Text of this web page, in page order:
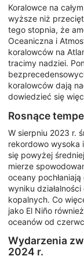
Koralowce na
wyższe niż
tego stopnia, że
Oceaniczna i
koralowców na
tracimy nadziei.
koralowców dają
dowiedzieć się
Rosnące
W sierpniu 2023 r.
rekordowo wysoka
się powyżej
mierze
oceany
wyniku
kopalnych. Co
jako El Niño
oceanów od
Wydarzenia
2024 r.